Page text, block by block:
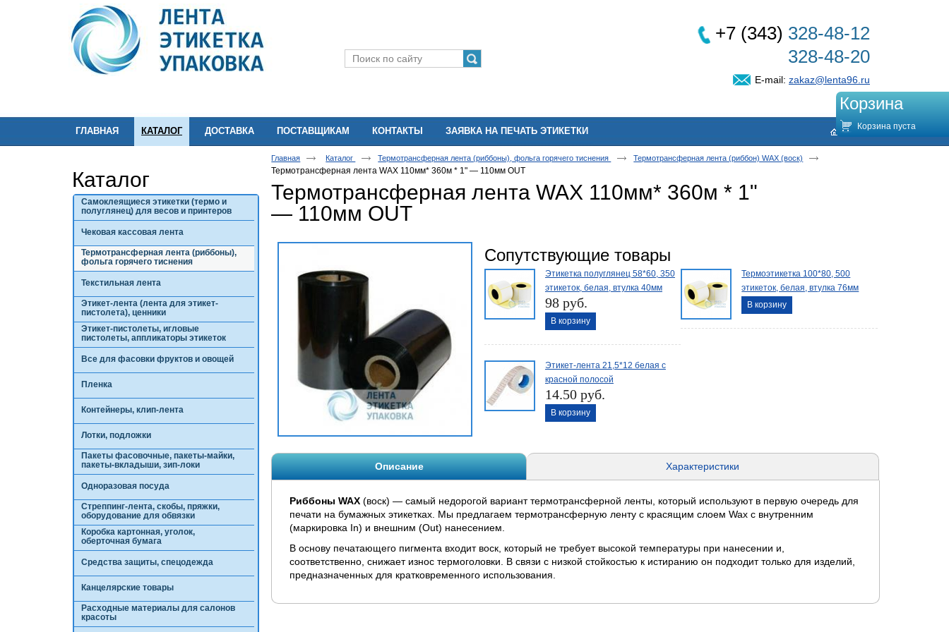
+7 (343) 328-48-12
328-48-20
E-mail: zakaz@lenta96.ru
ГЛАВНАЯ КАТАЛОГ ДОСТАВКА ПОСТАВЩИКАМ КОНТАКТЫ ЗАЯВКА НА ПЕЧАТЬ ЭТИКЕТКИ
Каталог
Самоклеящиеся этикетки (термо и
полуглянец) для весов и принтеров
Чековая кассовая лента
Термотрансферная лента (риббоны),
фольга горячего тиснения
Текстильная лента
Этикет-лента (лента для этикет-
пистолета), ценники
Этикет-пистолеты, игловые
пистолеты, аппликаторы этикеток
Все для фасовки фруктов и овощей
Пленка
Контейнеры, клип-лента
Лотки, подложки
Пакеты фасовочные, пакеты-майки,
пакеты-вкладыши, зип-локи
Одноразовая посуда
Стреппинг-лента, скобы, пряжки,
оборудование для обвязки
Коробка картонная, уголок,
оберточная бумага
Средства защиты, спецодежда
Канцелярские товары
Расходные материалы для салонов
красоты
Корзина
Корзина пуста
Главная Каталог Термотрансферная лента (риббоны), фольга горячего тиснения Термотрансферная лента (риббон) WAX (воск)
Термотрансферная лента WAX 110мм* 360м * 1" — 110мм OUT
Термотрансферная лента WAX 110мм* 360м * 1"
— 110мм OUT
Сопутствующие товары
Этикетка полуглянец 58*60, 350
этикеток, белая, втулка 40мм
98 руб.
В корзину
Термоэтикетка 100*80, 500
этикеток, белая, втулка 76мм
В корзину
Этикет-лента 21,5*12 белая с
красной полосой
14.50 руб.
В корзину
Описание Характеристики
Риббоны WAX (воск) — самый недорогой вариант термотрансферной ленты, который используют в первую очередь для
печати на бумажных этикетках. Мы предлагаем термотрансферную ленту с красящим слоем Wax с внутренним
(маркировка In) и внешним (Out) нанесением.
В основу печатающего пигмента входит воск, который не требует высокой температуры при нанесении и,
соответственно, снижает износ термоголовки. В связи с низкой стойкостью к истиранию он подходит только для изделий,
предназначенных для кратковременного использования.